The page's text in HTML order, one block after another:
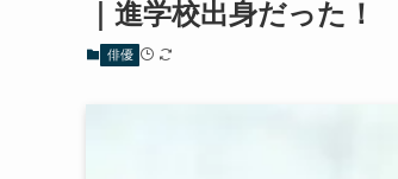
｜進学校出身だった！
俳優